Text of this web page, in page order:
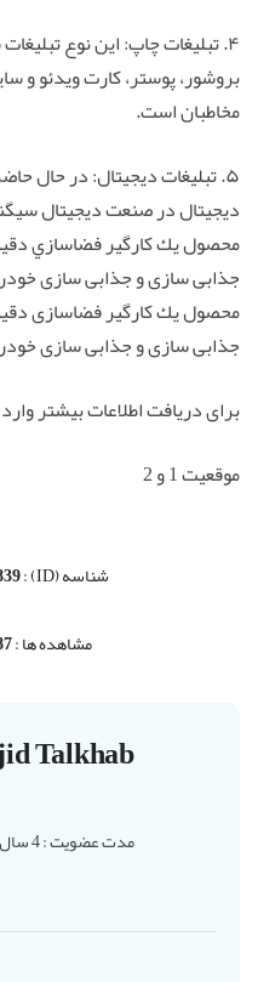
۴. تبلیغات چاپ: این نوع
بروشور، پوستر، کارت ویدئو و
مخاطبان است.
۵. تبليغات ديجيتال: در حال
ديجيتال در صنعت ديجيتال
محصول يك كارگير فضاسازي
جذابى سازى و جذابى سازى
محصول يك كارگير فضاسازى
جذابى سازى و جذابى سازى
برای دریافت اطلاعات بیشتر
موقعیت 1 و 2
شناسه (ID) :
مشاهده ها :
Talkhab
مدت عضویت : 4 سال